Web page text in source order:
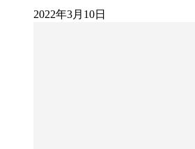
2022年3月10日